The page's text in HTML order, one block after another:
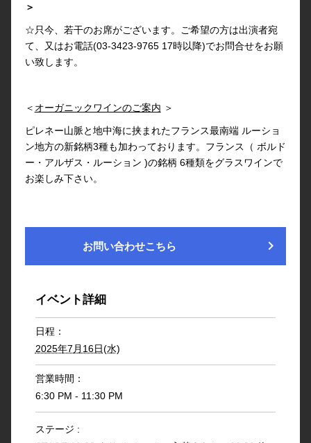
＞
☆只今、若干のお席がございます。ご希望の方は出演者宛
て、又はお電話(03-3423-9765 17時以降)でお問合せをお願
い致します。
＜ オーガニックワインのご案内 ＞
ピレネー山脈と地中海に挟まれたフランス最南端 ルーショ
ン地方の新銘柄3種も加わっております。フランス（ ボルド
ー・アルザス・ルーション )の銘柄 6種類をグラスワインで
お楽しみ下さい。
お問い合わせこちら chevron_right
イベント詳細
日程：
2025年7月16日(水)
営業時間：
6:30 PM - 11:30 PM
ステージ :